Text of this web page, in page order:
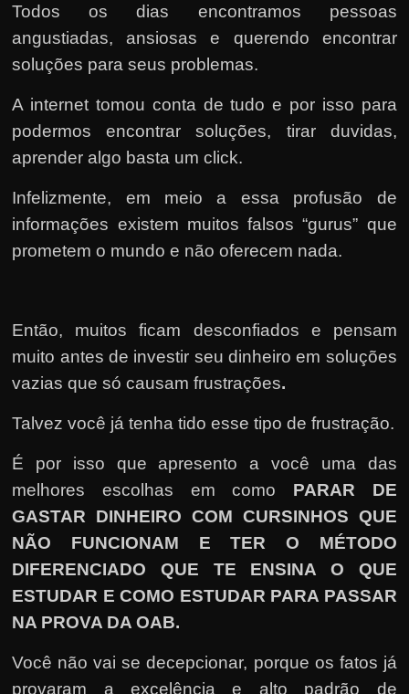
Todos os dias encontramos pessoas
angustiadas, ansiosas e querendo encontrar
soluções para seus problemas.
A internet tomou conta de tudo e por isso para
podermos encontrar soluções, tirar duvidas,
aprender algo basta um click.
Infelizmente, em meio a essa profusão de
informações existem muitos falsos “gurus” que
prometem o mundo e não oferecem nada.
Então, muitos ficam desconfiados e pensam
muito antes de investir seu dinheiro em soluções
vazias que só causam frustrações.
Talvez você já tenha tido esse tipo de frustração.
É por isso que apresento a você uma das
melhores escolhas em como PARAR DE
GASTAR DINHEIRO COM CURSINHOS QUE
NÃO FUNCIONAM E TER O MÉTODO
DIFERENCIADO QUE TE ENSINA O QUE
ESTUDAR E COMO ESTUDAR PARA PASSAR
NA PROVA DA OAB.
Você não vai se decepcionar, porque os fatos já
provaram a excelência e alto padrão de